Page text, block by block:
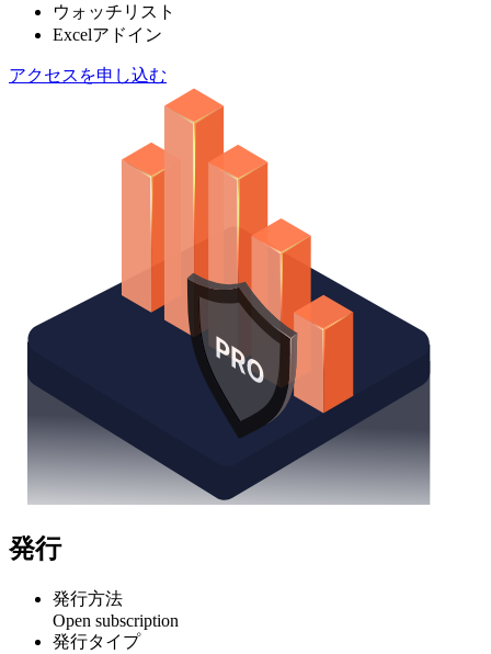
ウォッチリスト
Excelアドイン
アクセスを申し込む
発行
発行方法
Open subscription
発行タイプ